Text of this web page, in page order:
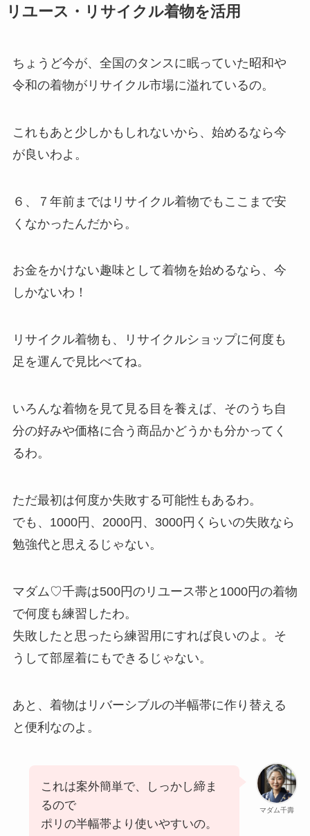
リユース・リサイクル着物を活用
ちょうど今が、全国のタンスに眠っていた昭和や
令和の着物がリサイクル市場に溢れているの。
これもあと少しかもしれないから、始めるなら今
が良いわよ。
６、７年前まではリサイクル着物でもここまで安
くなかったんだから。
お金をかけない趣味として着物を始めるなら、今
しかないわ！
リサイクル着物も、リサイクルショップに何度も
足を運んで見比べてね。
いろんな着物を見て見る目を養えば、そのうち自
分の好みや価格に合う商品かどうかも分かってく
るわ。
ただ最初は何度か失敗する可能性もあるわ。
でも、1000円、2000円、3000円くらいの失敗なら
勉強代と思えるじゃない。
マダム♡千壽は500円のリユース帯と1000円の着物
で何度も練習したわ。
失敗したと思ったら練習用にすれば良いのよ。そ
うして部屋着にもできるじゃない。
あと、着物はリバーシブルの半幅帯に作り替える
と便利なのよ。
マダム千壽
これは案外簡単で、しっかし締ま
るので
ポリの半幅帯より使いやすいの。